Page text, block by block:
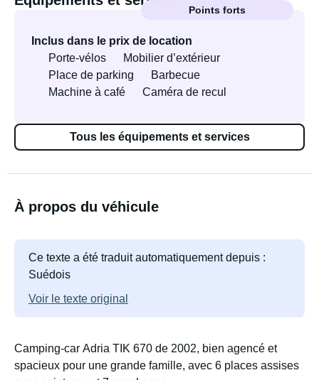
Points forts
Inclus dans le prix de location
Porte-vélos
Mobilier d’extérieur
Place de parking
Barbecue
Machine à café
Caméra de recul
Tous les équipements et services
À propos du véhicule
Ce texte a été traduit automatiquement depuis :
Suédois
Voir le texte original
Camping-car Adria TIK 670 de 2002, bien agencé et
spacieux pour une grande famille, avec 6 places assises